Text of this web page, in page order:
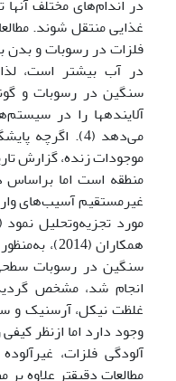
غذایی منتقل شوند.
فلزات در رسوبات و بدن
در آب بیشتر است،
سنگین در رسوبات و
آلاینده­ها را در
می‌دهد (4).
موجودات زنده، گزارش
منطقه است اما براساس
غیرمستقیم آسیب‌های
همکاران
سنگین در رسوبات
انجام شد، مشخص
غلظت نیکل، آرسنیک و
وجود دارد اما ازنظر
مطالعات دقیقتر علاوه